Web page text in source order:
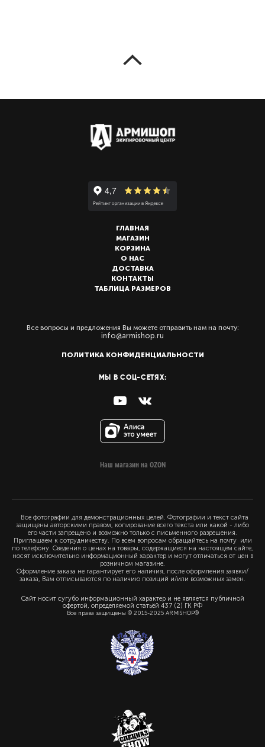
ГЛАВНАЯ
МАГАЗИН
КОРЗИНА
О НАС
ДОСТАВКА
КОНТАКТЫ
ТАБЛИЦА РАЗМЕРОВ
Все вопросы и предложения Вы можете отправить нам на почту:
info@armishop.ru
ПОЛИТИКА КОНФИДЕНЦИАЛЬНОСТИ
МЫ В СОЦ-СЕТЯХ:
Наш магазин на OZON
Все фотографии для демонстрационных целей. Фотографии и текст сайта
защищены авторскими правом, копирование всего текста или какой - либо
его части запрещено и возможно только с письменного разрешения.
Приглашаем к сотрудничеству. По всем вопросам обращайтесь на почту или
по телефону. Сведения о ценах на товары, содержащиеся на настоящем сайте,
носят исключительно информационный характер и могут отличаться от цен в
розничном магазине.
Оформление заказа не гарантирует его наличия, после оформления заявки/
заказа, Вам отписываются по наличию позиций и/или возможных замен.
Сайт носит сугубо информационный характер и не является публичной
офертой, определяемой статьёй 437 (2) ГК РФ
Все права защищены © 2015-2025 ARMISHOP®